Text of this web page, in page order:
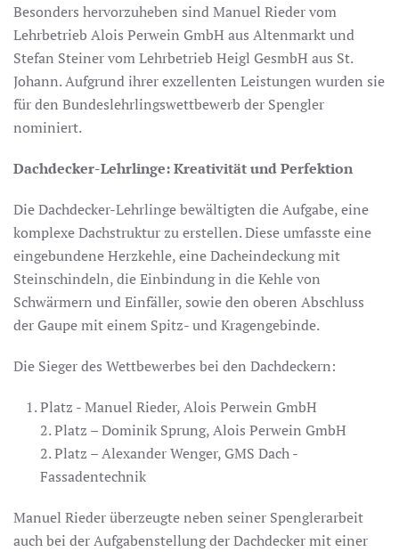
Besonders hervorzuheben sind Manuel Rieder vom
Lehrbetrieb Alois Perwein GmbH aus Altenmarkt und
Stefan Steiner vom Lehrbetrieb Heigl GesmbH aus St.
Johann. Aufgrund ihrer exzellenten Leistungen wurden sie
für den Bundeslehrlingswettbewerb der Spengler
nominiert.
Dachdecker-Lehrlinge: Kreativität und Perfektion
Die Dachdecker-Lehrlinge bewältigten die Aufgabe, eine
komplexe Dachstruktur zu erstellen. Diese umfasste eine
eingebundene Herzkehle, eine Dacheindeckung mit
Steinschindeln, die Einbindung in die Kehle von
Schwärmern und Einfäller, sowie den oberen Abschluss
der Gaupe mit einem Spitz- und Kragengebinde.
Die Sieger des Wettbewerbes bei den Dachdeckern:
Platz - Manuel Rieder, Alois Perwein GmbH
2. Platz – Dominik Sprung, Alois Perwein GmbH
2. Platz – Alexander Wenger, GMS Dach -
Fassadentechnik
Manuel Rieder überzeugte neben seiner Spenglerarbeit
auch bei der Aufgabenstellung der Dachdecker mit einer